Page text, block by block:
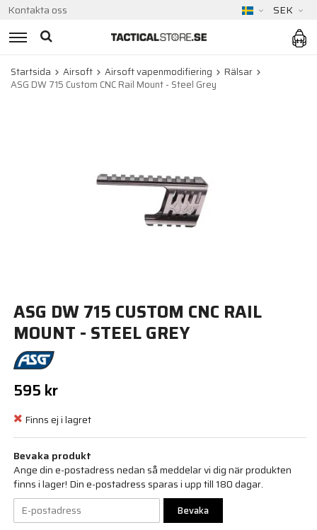
Kontakta oss SEK
Startsida Airsoft Airsoft vapenmodifiering
Rälsar
ASG DW 715 Custom CNC Rail Mount - Steel Grey
ASG DW 715 CUSTOM CNC RAIL
MOUNT - STEEL GREY
595 kr
Finns ej i lagret
Bevaka produkt
Ange din e-postadress nedan så meddelar vi dig när produkten
finns i lager! Din e-postadress sparas i upp till 180 dagar.
Bevaka